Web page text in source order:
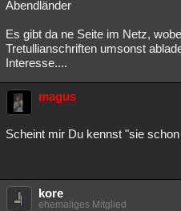
Abendländer
Es gibt da ne Seite im Netz,
Tretullianschriften umsonst
Interesse....
magus
Scheint mir Du kennst "sie schon
kore
ehemaliges Mitglied